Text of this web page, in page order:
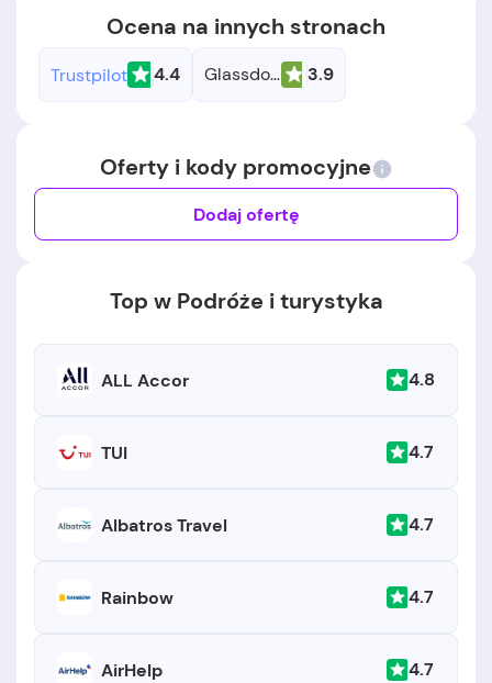
Ocena na innych stronach
Trustpilot 4.4 Glassdoor 3.9
Oferty i kody promocyjne
Dodaj ofertę
Top w Podróże i turystyka
ALL Accor 4.8
TUI 4.7
Albatros Travel 4.7
Rainbow 4.7
AirHelp 4.7